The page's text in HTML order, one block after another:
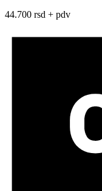
44.700 rsd + pdv